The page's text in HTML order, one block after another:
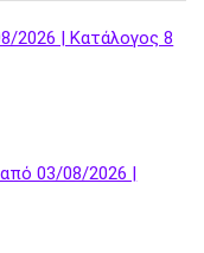
2026 | Κατάλογος 8
03/08/2026 |